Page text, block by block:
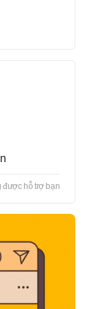
được hỗ trợ bạn